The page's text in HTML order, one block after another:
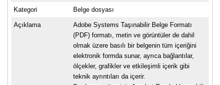
Kategori Belge dosyası
Açıklama
Adobe Systems Taşınabilir Belge Formatı
(PDF) formatı, metin ve görüntüler de dahil
olmak üzere basılı bir belgenin tüm içeriğini
elektronik formda sunar, ayrıca bağlantılar,
ölçekler, grafikler ve etkileşimli içerik gibi
teknik ayrıntıları da içerir.